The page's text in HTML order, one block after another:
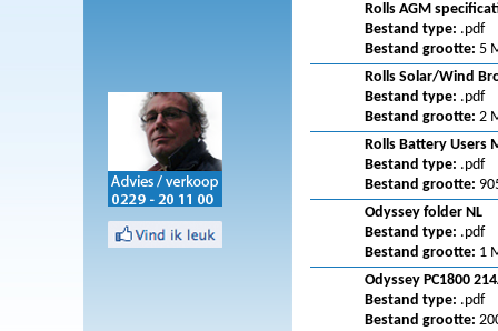
Rolls AGM
Bestand type: .pdf
Bestand grootte: 5
Rolls Solar/Wind
Bestand type: .pdf
Bestand grootte: 2
Rolls Battery Users
Bestand type: .pdf
Bestand grootte:
Odyssey folder NL
Bestand type: .pdf
Bestand grootte: 1
Odyssey PC1800
Bestand type: .pdf
Bestand grootte: